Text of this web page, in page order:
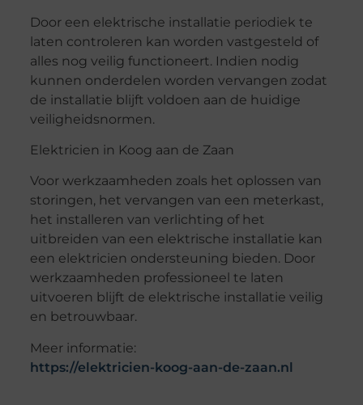
Door een elektrische installatie periodiek te
laten controleren kan worden vastgesteld of
alles nog veilig functioneert. Indien nodig
kunnen onderdelen worden vervangen zodat
de installatie blijft voldoen aan de huidige
veiligheidsnormen.
Elektricien in Koog aan de Zaan
Voor werkzaamheden zoals het oplossen van
storingen, het vervangen van een meterkast,
het installeren van verlichting of het
uitbreiden van een elektrische installatie kan
een elektricien ondersteuning bieden. Door
werkzaamheden professioneel te laten
uitvoeren blijft de elektrische installatie veilig
en betrouwbaar.
Meer informatie:
https://elektricien-koog-aan-de-zaan.nl